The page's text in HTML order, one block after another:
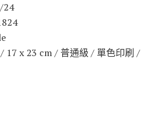
24
17 x 23 cm / 普通級 / 單色印刷 /